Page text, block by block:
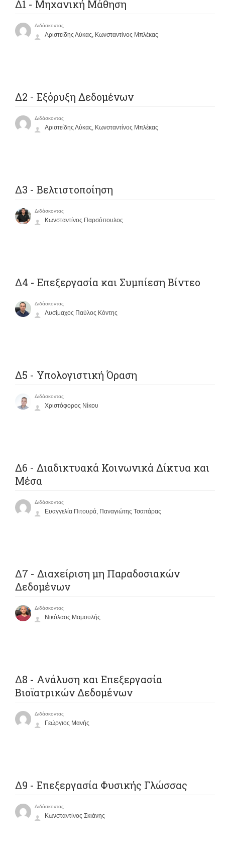
Δ1 - Μηχανική Μάθηση
Διδάσκοντας
Αριστείδης Λύκας, Κωνσταντίνος Μπλέκας
Δ2 - Εξόρυξη Δεδομένων
Διδάσκοντας
Αριστείδης Λύκας, Κωνσταντίνος Μπλέκας
Δ3 - Βελτιστοποίηση
Διδάσκοντας
Κωνσταντίνος Παρσόπουλος
Δ4 - Επεξεργασία και Συμπίεση Βίντεο
Διδάσκοντας
Λυσίμαχος Παύλος Κόντης
Δ5 - Υπολογιστική Όραση
Διδάσκοντας
Χριστόφορος Νίκου
Δ6 - Διαδικτυακά Κοινωνικά Δίκτυα και
Μέσα
Διδάσκοντας
Ευαγγελία Πιτουρά, Παναγιώτης Τσαπάρας
Δ7 - Διαχείριση μη Παραδοσιακών
Δεδομένων
Διδάσκοντας
Νικόλαος Μαμουλής
Δ8 - Ανάλυση και Επεξεργασία
Βιοϊατρικών Δεδομένων
Διδάσκοντας
Γεώργιος Μανής
Δ9 - Επεξεργασία Φυσικής Γλώσσας
Διδάσκοντας
Κωνσταντίνος Σκιάνης